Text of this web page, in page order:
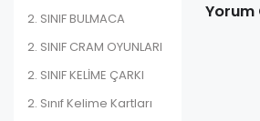
2. SINIF BULMACA
2. SINIF CRAM OYUNLARI
2. SINIF KELİME ÇARKI
2. Sınıf Kelime Kartları
Yorum